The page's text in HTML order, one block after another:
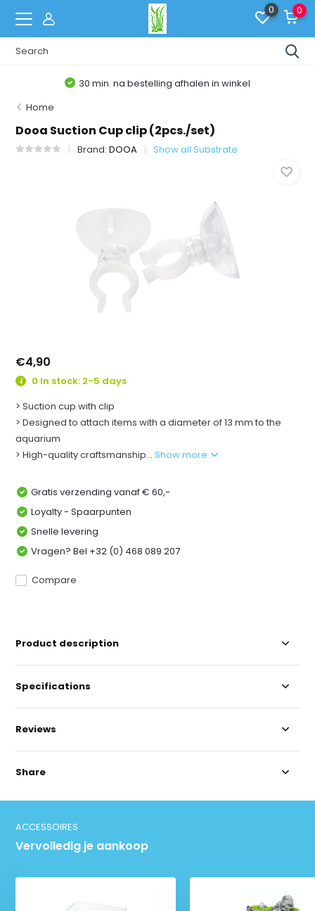
0 0
30 min. na bestelling afhalen in winkel
Home
Dooa Suction Cup clip (2pcs./set)
Brand:DOOA Show all Substrate
€4,90
0 In stock: 2-5 days
> Suction cup with clip
> Designed to attach items with a diameter of 13 mm to the
aquarium
> High-quality craftsmanship...Show more
Gratis verzending vanaf € 60,-
Loyalty - Spaarpunten
Snelle levering
Vragen? Bel +32 (0) 468 089 207
Compare
Product description
Specifications
Reviews
Share
ACCESSOIRES
Vervolledig je aankoop